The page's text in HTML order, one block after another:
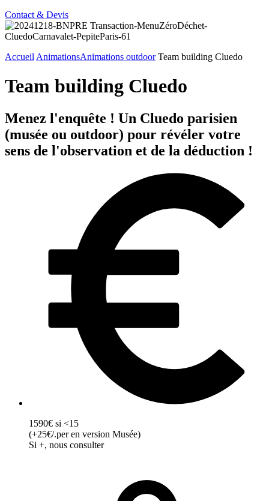
Contact & Devis
Accueil AnimationsAnimations outdoor Team building Cluedo
Team building Cluedo
Menez l'enquête ! Un Cluedo parisien
(musée ou outdoor) pour révéler votre
sens de l'observation et de la déduction !
1590€ si <15
(+25€/.per en version Musée)
Si +, nous consulter